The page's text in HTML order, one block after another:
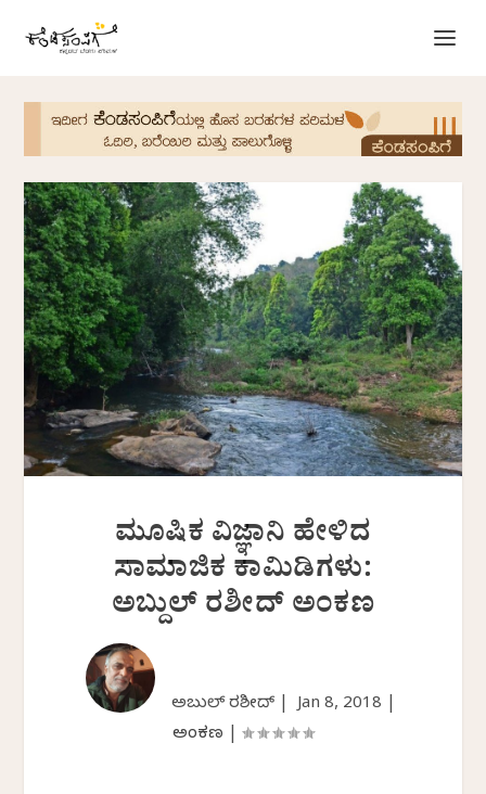
ಮೂಷಿಕ ವಿಜ್ಞಾನಿ ಹೇಳಿದ
ಸಾಮಾಜಿಕ ಕಾಮಿಡಿಗಳು:
ಅಬ್ದುಲ್ ರಶೀದ್ ಅಂಕಣ
ಅಬ್ದುಲ್ ರಶೀದ್ |Jan 8, 2018
ಅಂಕಣ